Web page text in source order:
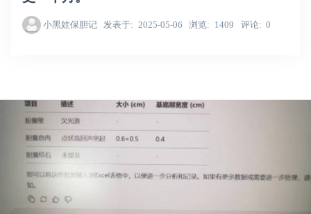
小黑娃保胆记 发表于 2025-05-06 浏览 1409 评论 0